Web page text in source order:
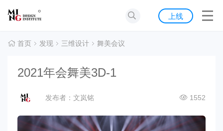
首页
发现
公告
上线
首页 发现 三维设计 舞美会议
2021年会舞美3D-1
发布者：文岚铭 1552